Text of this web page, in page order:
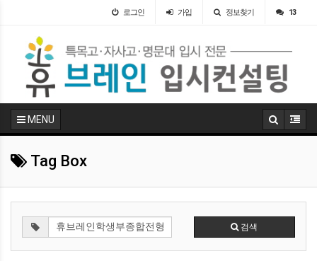
로그인 가입 정보찾기 13
MENU
Tag Box
검색